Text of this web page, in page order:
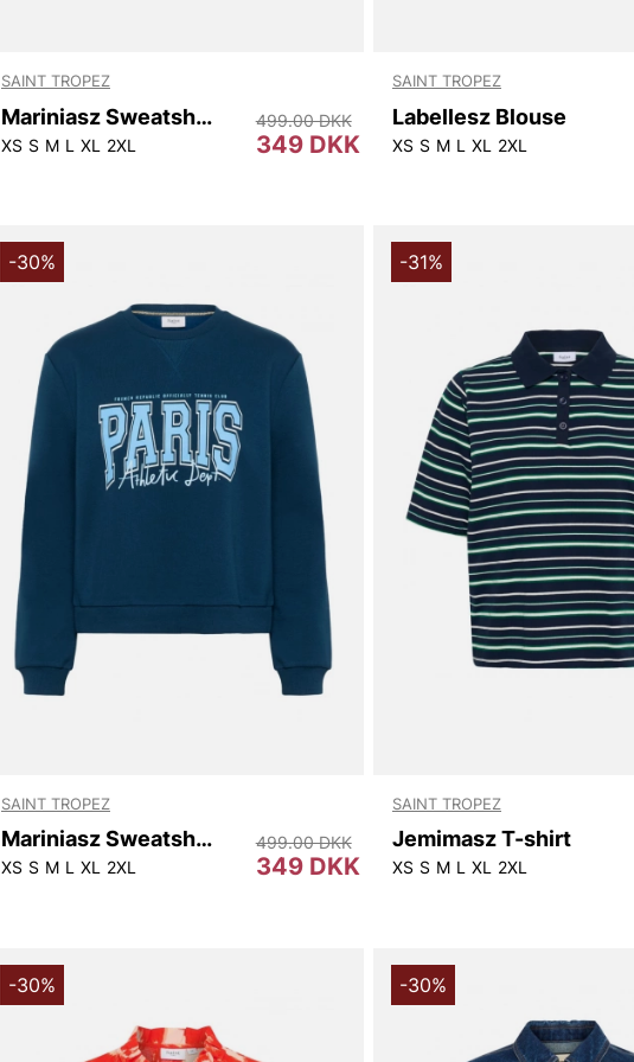
SAINT TROPEZ
Mariniasz Sweatshirt
XS S M L XL 2XL 349 DKK
499.00 DKK
SAINT TROPEZ
Labellesz Blouse
XS S M L XL 2XL
-30%
SAINT TROPEZ
Mariniasz Sweatshirt
XS S M L XL 2XL 349 DKK
499.00 DKK
-31%
SAINT TROPEZ
Jemimasz T-shirt
XS S M L XL 2XL
-30% -30%